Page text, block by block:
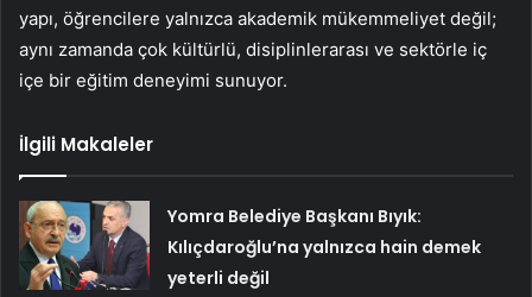
yapı, öğrencilere yalnızca akademik mükemmeliyet değil;
aynı zamanda çok kültürlü, disiplinlerarası ve sektörle iç
içe bir eğitim deneyimi sunuyor.
İlgili Makaleler
Yomra Belediye Başkanı Bıyık:
Kılıçdaroğlu’na yalnızca hain demek
yeterli değil